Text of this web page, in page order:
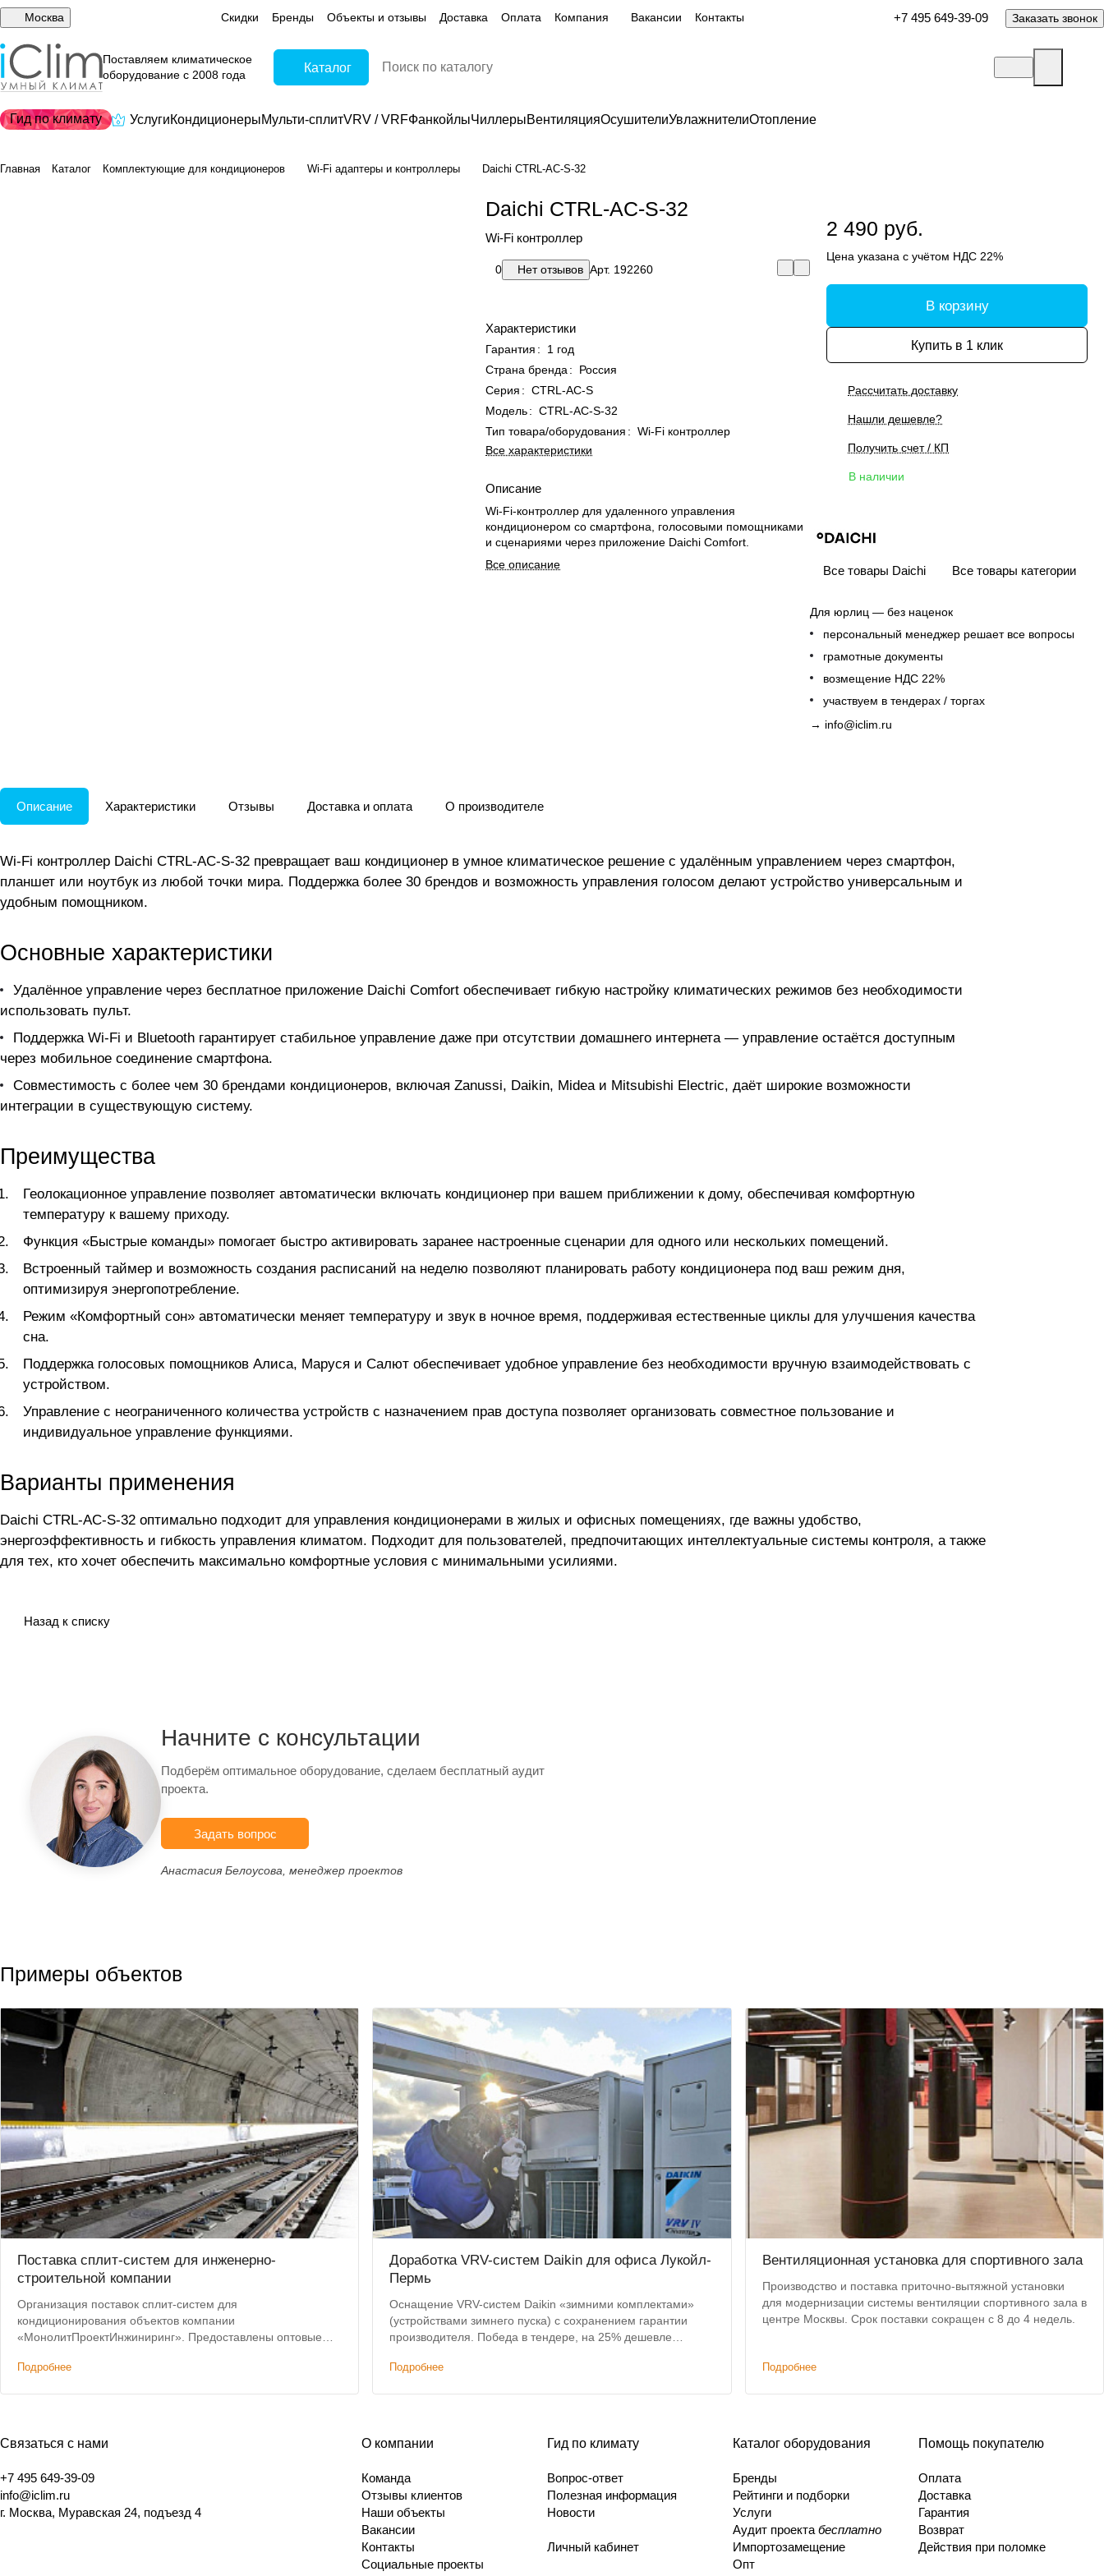
Москва Скидки Бренды Объекты и отзывы Доставка Оплата Компания Вакансии Контакты +7 495 649-39-09 Заказать звонок
Поставляем климатическое
оборудование с 2008 года
Каталог
Гид по климату УслугиКондиционерыМульти-сплитVRV / VRFФанкойлыЧиллерыВентиляцияОсушителиУвлажнителиОтопление
Главная Каталог Комплектующие для кондиционеров Wi-Fi адаптеры и контроллеры Daichi CTRL-AC-S-32
Daichi CTRL-AC-S-32
Wi-Fi контроллер
0 Нет отзывов Арт. 192260
Характеристики
Гарантия :
1 год
Страна бренда :
Россия
Серия : CTRL-AC-S
Модель: CTRL-AC-S-32
Тип товара/оборудования : Wi-Fi контроллер
Все характеристики
Описание
Wi-Fi-контроллер для удаленного управления
кондиционером со смартфона, голосовыми помощниками
и сценариями через приложение Daichi Comfort.
Все описание
2 490 руб.
Цена указана с учётом НДС 22%
В корзину
Купить в 1 клик
Рассчитать доставку
Нашли дешевле?
Получить счет / КП
В наличии
Все товары Daichi Все товары категории
Для юрлиц — без наценок
персональный менеджер решает все вопросы
грамотные документы
возмещение НДС 22%
участвуем в тендерах / торгах
→ info@iclim.ru
Описание Характеристики Отзывы Доставка и оплата О производителе
Wi-Fi контроллер Daichi CTRL-AC-S-32 превращает ваш кондиционер в умное климатическое решение с удалённым управлением через смартфон,
планшет или ноутбук из любой точки мира. Поддержка более 30 брендов и возможность управления голосом делают устройство универсальным и
удобным помощником.
Основные характеристики
Удалённое управление через бесплатное приложение Daichi Comfort обеспечивает гибкую настройку климатических режимов без необходимости
использовать пульт.
Поддержка Wi-Fi и Bluetooth гарантирует стабильное управление даже при отсутствии домашнего интернета — управление остаётся доступным
через мобильное соединение смартфона.
Совместимость с более чем 30 брендами кондиционеров, включая Zanussi, Daikin, Midea и Mitsubishi Electric, даёт широкие возможности
интеграции в существующую систему.
Преимущества
Геолокационное управление позволяет автоматически включать кондиционер при вашем приближении к дому, обеспечивая комфортную
температуру к вашему приходу.
Функция «Быстрые команды» помогает быстро активировать заранее настроенные сценарии для одного или нескольких помещений.
Встроенный таймер и возможность создания расписаний на неделю позволяют планировать работу кондиционера под ваш режим дня,
оптимизируя энергопотребление.
Режим «Комфортный сон» автоматически меняет температуру и звук в ночное время, поддерживая естественные циклы для улучшения качества
сна.
Поддержка голосовых помощников Алиса, Маруся и Салют обеспечивает удобное управление без необходимости вручную взаимодействовать с
устройством.
Управление с неограниченного количества устройств с назначением прав доступа позволяет организовать совместное пользование и
индивидуальное управление функциями.
Варианты применения
Daichi CTRL-AC-S-32 оптимально подходит для управления кондиционерами в жилых и офисных помещениях, где важны удобство,
энергоэффективность и гибкость управления климатом. Подходит для пользователей, предпочитающих интеллектуальные системы контроля, а также
для тех, кто хочет обеспечить максимально комфортные условия с минимальными усилиями.
Назад к списку
Начните с консультации
Подберём оптимальное оборудование, сделаем бесплатный аудит
проекта.
Задать вопрос
Анастасия Белоусова, менеджер проектов
Примеры объектов
Поставка сплит-систем для инженерно-
строительной компании
Организация поставок сплит-систем для
кондиционирования объектов компании
«МонолитПроектИнжиниринг». Предоставлены оптовые
Подробнее
Доработка VRV-систем Daikin для офиса Лукойл-
Пермь
Оснащение VRV-систем Daikin «зимними комплектами»
(устройствами зимнего пуска) с сохранением гарантии
производителя. Победа в тендере, на 25% дешевле
Подробнее
Вентиляционная установка для спортивного зала
Производство и поставка приточно-вытяжной установки
для модернизации системы вентиляции спортивного зала в
центре Москвы. Срок поставки сокращен с 8 до 4 недель.
Подробнее
Связаться с нами
+7 495 649-39-09
info@iclim.ru
г. Москва, Муравская 24, подъезд 4
О компании
Команда
Отзывы клиентов
Наши объекты
Вакансии
Контакты
Социальные проекты
Гид по климату
Вопрос-ответ
Полезная информация
Новости
Личный кабинет
Каталог оборудования
Бренды
Рейтинги и подборки
Услуги
Аудит проекта бесплатно
Импортозамещение
Опт
Помощь покупателю
Оплата
Доставка
Гарантия
Возврат
Действия при поломке